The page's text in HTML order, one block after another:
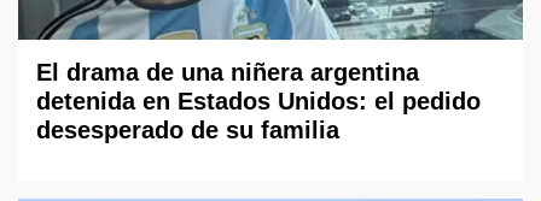
El drama de una niñera argentina
detenida en Estados Unidos: el pedido
desesperado de su familia